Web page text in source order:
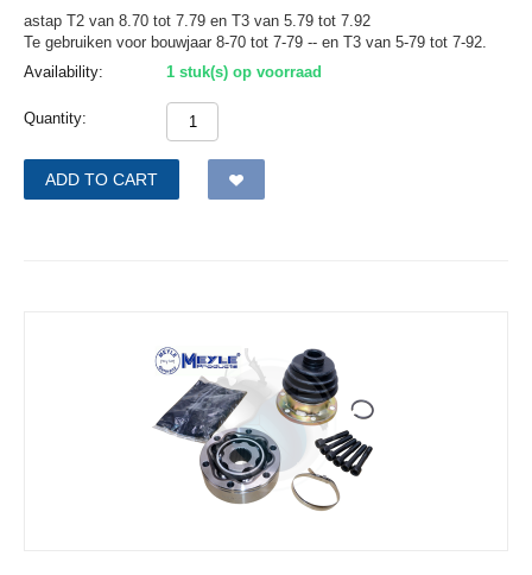
astap T2 van 8.70 tot 7.79 en T3 van 5.79 tot 7.92
Te gebruiken voor bouwjaar 8-70 tot 7-79 -- en T3 van 5-79 tot 7-92.
Availability:
1 stuk(s) op voorraad
Quantity:
ADD TO CART